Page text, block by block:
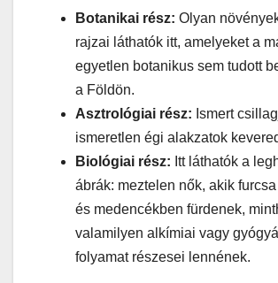
Botanikai rész: Olyan
rajzai láthatók itt, amelyeket a
egyetlen botanikus sem tudott
a Földön.
Asztrológiai rész: Ismert
ismeretlen égi alakzatok
Biológiai rész: Itt láthatók a
ábrák: meztelen nők, akik
és medencékben fürdenek,
valamilyen alkímiai vagy
folyamat részesei lennének.